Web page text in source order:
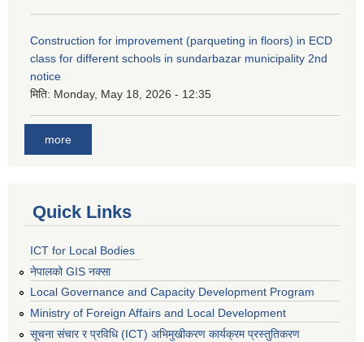
Construction for improvement (parqueting in floors) in ECD
class for different schools in sundarbazar municipality 2nd
notice
मिति: Monday, May 18, 2026 - 12:35
more
Quick Links
ICT for Local Bodies
नेपालको GIS नक्सा
Local Governance and Capacity Development Program
Ministry of Foreign Affairs and Local Development
सूचना संचार र प्रविधि (ICT) अभिमुखीकरण कार्यक्रम प्रस्तुतिकरण